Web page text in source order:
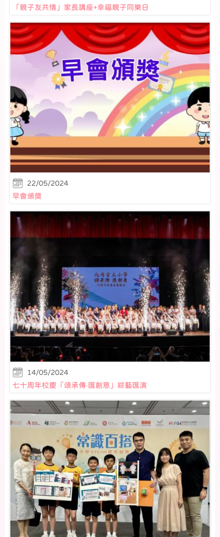
「親子友共情」家長講座+幸福親子同樂日
22/05/2024
早會頒獎
14/05/2024
七十周年校慶「頌承傳‧匯創意」綜藝匯演